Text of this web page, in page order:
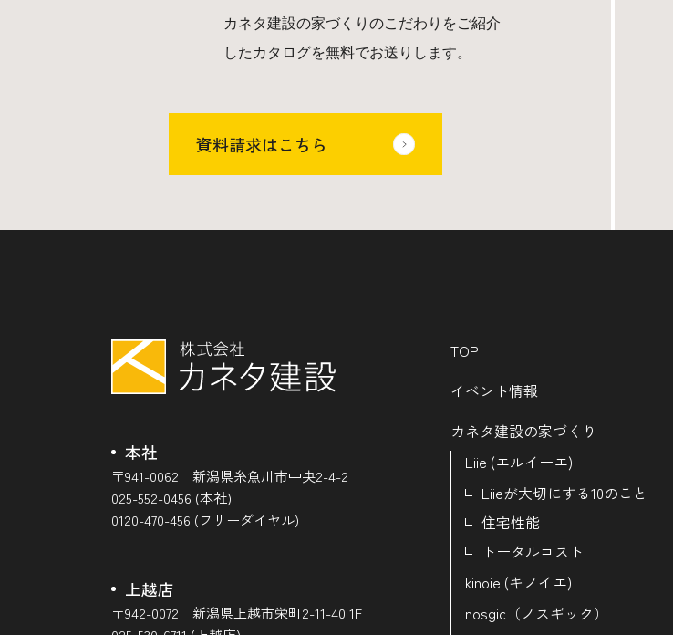
カネタ建設の家づくりのこだわりをご紹介
したカタログを無料でお送りします。
資料請求はこちら
本社
〒941-0062 新潟県糸魚川市中央2-4-2
025-552-0456 (本社)
0120-470-456 (フリーダイヤル)
上越店
〒942-0072 新潟県上越市栄町2-11-40 1F
TOP
イベント情報
カネタ建設の家づくり
Liie (エルイーエ)
Liieが大切にする10のこと
住宅性能
トータルコスト
kinoie (キノイエ)
nosgic（ノスギック）